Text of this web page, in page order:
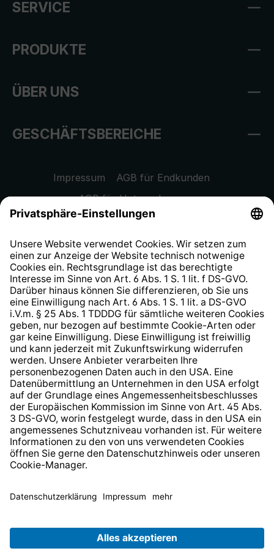
SERVICE
PRODUKTE
ÜBER UNS
GESCHÄFTSBEREICHE
Impressum
AGB für Endkunden
AGB für Unternehmen
Datenschutzhinweis
Widerrufsrecht
Hinweisgeberschutzsystem
Barrierefreiheit
* Alle Preise inkl. gesetzl. Mehrwertsteuer zzgl.
anders angegeben.
© 2026 TechniSat Digital GmbH